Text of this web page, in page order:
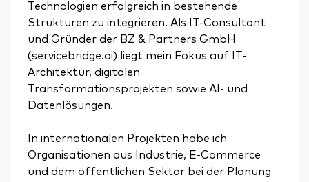
Technologien erfolgreich in bestehende
Strukturen zu integrieren. Als IT-Consultant
und Gründer der BZ & Partners GmbH
(servicebridge.ai) liegt mein Fokus auf IT-
Architektur, digitalen
Transformationsprojekten sowie AI- und
Datenlösungen.
In internationalen Projekten habe ich
Organisationen aus Industrie, E-Commerce
und dem öffentlichen Sektor bei der Planung